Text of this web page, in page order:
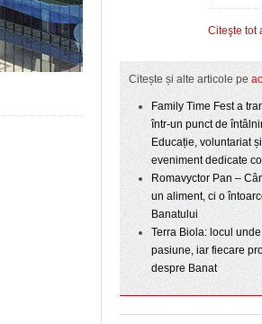
Citeşte tot
Citește și alte articole pe
Family Time Fest a
într-un punct de
Educație, voluntariat
eveniment dedicate
Romavyctor Pan –
un aliment, ci o
Banatului
Terra Biola: locul
pasiune, iar fiecare
despre Banat